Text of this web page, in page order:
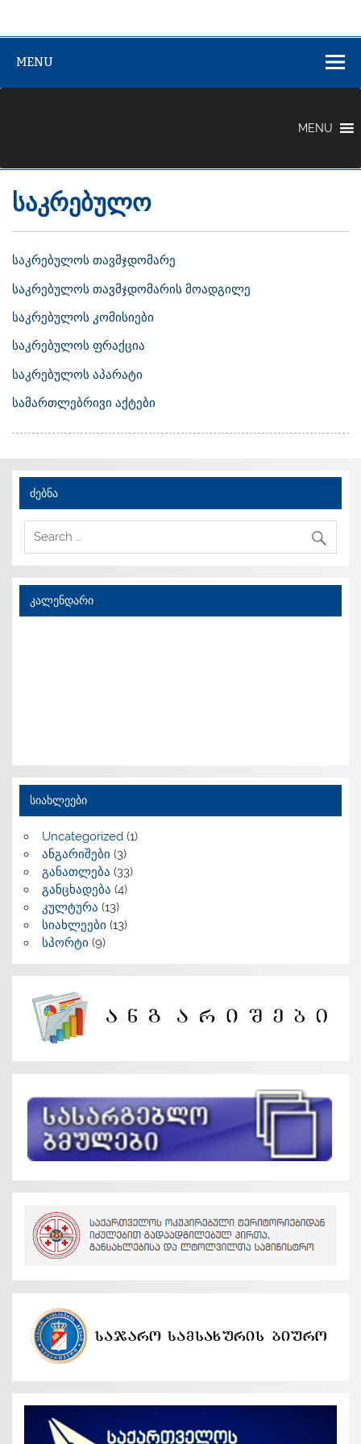
აფხაზეთის)
MENU
MENU
საკრებულო
საკრებულოს თავმჯდომარე
საკრებულოს თავმჯდომარის მოადგილე
საკრებულოს კომისიები
საკრებულოს ფრაქცია
საკრებულოს აპარატი
სამართლებრივი აქტები
ძებნა
კალენდარი
სიახლეები
Uncategorized(1)
ანგარიშები (3)
განათლება (33)
განცხადება (4)
კულტურა (13)
სიახლეები (13)
სპორტი (9)